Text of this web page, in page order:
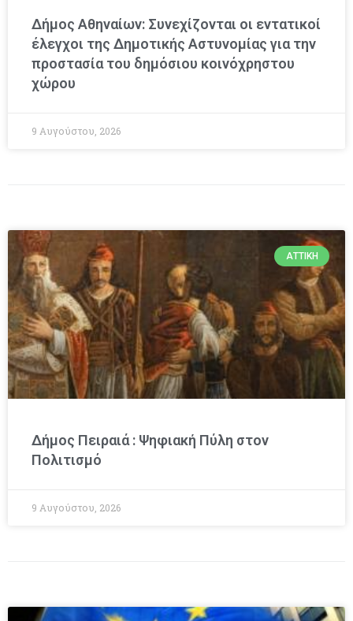
Δήμος Αθηναίων: Συνεχίζονται οι εντατικοί
έλεγχοι της Δημοτικής Αστυνομίας για την
προστασία του δημόσιου κοινόχρηστου
χώρου
9 Αυγούστου, 2026
ΑΤΤΙΚΉ
Δήμος Πειραιά : Ψηφιακή Πύλη στον
Πολιτισμό
9 Αυγούστου, 2026